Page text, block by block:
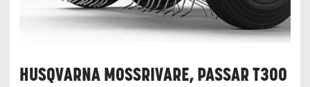
HUSQVARNA MOSSRIVARE, PASSAR T300